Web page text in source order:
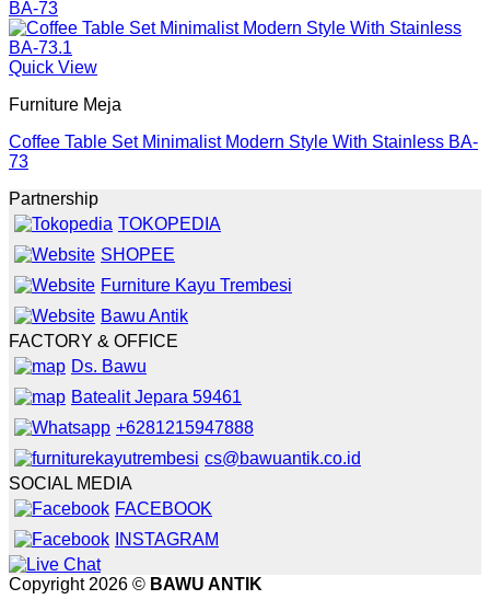
Quick View
Furniture Meja
Coffee Table Set Minimalist Modern Style With Stainless BA-
73
Partnership
TOKOPEDIA
SHOPEE
Furniture Kayu Trembesi
Bawu Antik
FACTORY & OFFICE
Ds. Bawu
Batealit Jepara 59461
+6281215947888
cs@bawuantik.co.id
SOCIAL MEDIA
FACEBOOK
INSTAGRAM
Copyright 2026 © BAWU ANTIK